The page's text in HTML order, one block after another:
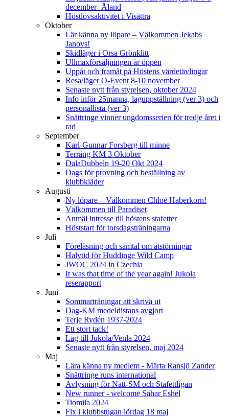
december- Åland
Höstlovsaktivitet i Visättra
Oktober
Lär känna ny löpare – Välkommen Jekabs
Janovs!
Skidläger i Orsa Grönklitt
Ullmaxförsäljningen är öppen
Uppåt och framåt på Höstens värdetävlingar
Resa/läger O-Event 8-10 november
Senaste nytt från styrelsen, oktober 2024
Info inför 25manna, laguppställning (ver 3) och
personallista (ver 3)
Snättringe vinner ungdomsserien för tredje året i
rad
September
Karl-Gunnar Forsberg till minne
Terräng KM 3 Oktober
DalaDubbeln 19-20 Okt 2024
Dags för provning och beställning av
klubbkläder
Augusti
Ny löpare – Välkommen Chloé Haberkorn!
Välkommen till Paradiset
Anmäl intresse till höstens stafetter
Höststart för torsdagsträningarna
Juli
Föreläsning och samtal om ätstörningar
Halvtid för Huddinge Wild Camp
JWOC 2024 in Czechia
It was that time of the year again! Jukola
reserapport
Juni
Sommarträningar att skriva ut
Dag-KM medeldistans avgjort
Terje Rydén 1937-2024
Ett stort tack!
Lag till Jukola/Venla 2024
Senaste nytt från styrelsen, maj 2024
Maj
Lära känna ny medlem - Märta Ransjö Zander
Snättringe runs international
Avlysning för Natt-SM och Stafettligan
New runner - welcome Sahar Eshel
Tiomila 2024
Fix i klubbstugan lördag 18 maj